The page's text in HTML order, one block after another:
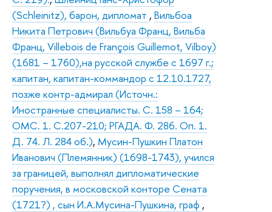
(Schleinitz), барон, дипломат , Вильбоа
Никита Петрович (Вильбуа Франц, Вильба
Франц, Villebois de François Guillemot, Vilboy)
(1681 – 1760),на русской службе с 1697 г.;
капитан, капитан-коммандор с 12.10.1727,
позже контр-адмирал (Источн.:
Иностранные специалисты. С. 158 – 164;
ОМС. 1. С.207-210; РГАДА. Ф. 286. Оп. 1.
Д. 74. Л. 284 об.), Мусин-Пушкин Платон
Иванович (Племянник) (1698-1743), учился
за границей, выполнял дипломатические
поручения, в московской конторе Сената
(1721?) , сын И.А.Мусина-Пушкина, граф ,